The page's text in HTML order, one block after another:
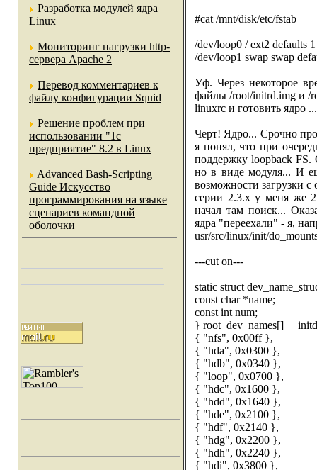
Разработка модулей ядра
Linux
Мониторинг нагрузки http-
сервера Apache 2
Перевод комментариев к
файлу конфигурации Squid
Решение проблем при
использовании "1c
предприятие" 8.2 в Linux
Advanced Bash-Scripting
Guide Искусство
программирования на языке
сценариев командной
оболочки
#cat /mnt/disk/etc/fstab
/dev/loop0 / ext2 defaults
/dev/loop1 swap swap
Уф. Через некоторое
файлы /root/initrd.img и /
linuxrc и готовить ядро ...
Черт! Ядро... Срочно
я понял, что при
поддержку loopback
но в виде модуля... И
возможности загрузки
серии 2.3.х у меня же
начал там поиск...
ядра "переехали" - я,
usr/src/linux/init/
---cut on---
static struct
const char *name;
const int num;
} root_dev_names[]
{ "nfs", 0x00ff },
{ "hda", 0x0300 },
{ "hdb", 0x0340 },
{ "loop", 0x0700 },
{ "hdc", 0x1600 },
{ "hdd", 0x1640 },
{ "hde", 0x2100 },
{ "hdf", 0x2140 },
{ "hdg", 0x2200 },
{ "hdh", 0x2240 },
{ "hdi", 0x3800 },